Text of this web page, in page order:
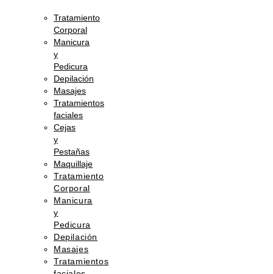
Tratamiento
Corporal
Manicura
y
Pedicura
Depilación
Masajes
Tratamientos
faciales
Cejas
y
Pestañas
Maquillaje
Tratamiento
Corporal
Manicura
y
Pedicura
Depilación
Masajes
Tratamientos